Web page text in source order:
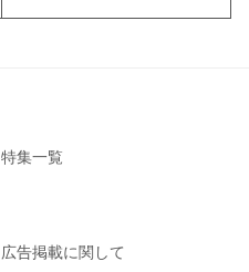
特集一覧
広告掲載に関して